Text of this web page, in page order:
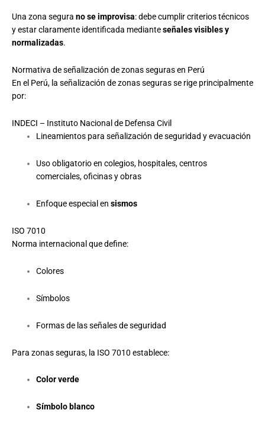
Una zona segura no se improvisa: debe cumplir criterios técnicos
y estar claramente identificada medianteseñales visibles y
normalizadas.
Normativa de señalización de zonas seguras en Perú
En el Perú, la señalización de zonas seguras se rige principalmente
por:
INDECI – Instituto Nacional de Defensa Civil
Lineamientos para señalización de seguridad y evacuación
Uso obligatorio en colegios, hospitales, centros
comerciales, oficinas y obras
Enfoque especial ensismos
ISO 7010
Norma internacional que define:
Colores
Símbolos
Formas de las señales de seguridad
Para zonas seguras, la ISO 7010 establece:
Color verde
Símbolo blanco